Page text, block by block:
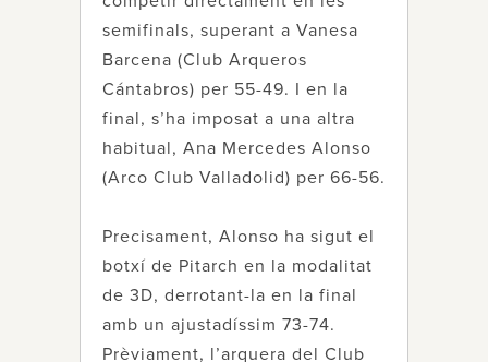
semifinals, superant a Vanesa
Barcena (Club Arqueros
Cántabros) per 55-49. I en la
final, s’ha imposat a una altra
habitual, Ana Mercedes Alonso
(Arco Club Valladolid) per 66-56.
Precisament, Alonso ha sigut el
botxí de Pitarch en la modalitat
de 3D, derrotant-la en la final
amb un ajustadíssim 73-74.
Prèviament, l’arquera del Club